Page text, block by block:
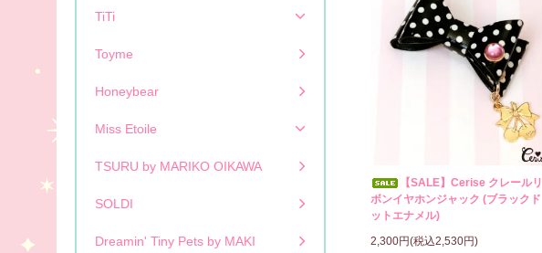
【SALE】Cerise クレールリ
ボンイヤホンジャック (ブラックド
ットエナメル)
2,300円(税込2,530円)
TiTi
Toyme
Honeybear
Miss Etoile
TSURU by MARIKO OIKAWA
SOLDI
Dreamin' Tiny Pets by MAKI